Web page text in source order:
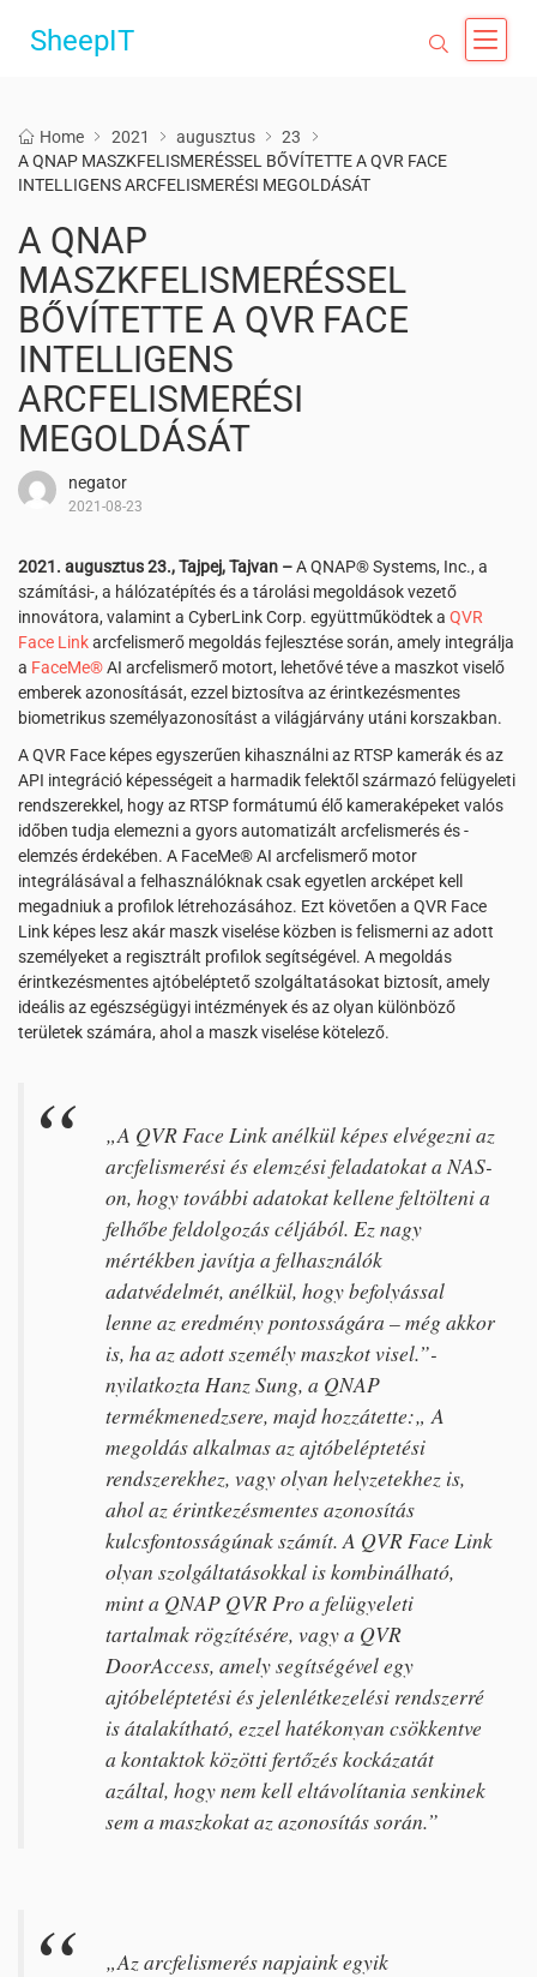
SheepIT
Home 2021 augusztus
23
A QNAP MASZKFELISMERÉSSEL BŐVÍTETTE A QVR FACE
INTELLIGENS ARCFELISMERÉSI MEGOLDÁSÁT
A QNAP
MASZKFELISMERÉSSEL
BŐVÍTETTE A QVR FACE
INTELLIGENS
ARCFELISMERÉSI
MEGOLDÁSÁT
negator
2021-08-23
2021. augusztus 23., Tajpej, Tajvan –A QNAP® Systems, Inc., a
számítási-, a hálózatépítés és a tárolási megoldások vezető
innovátora, valamint a CyberLink Corp. együttműködtek a QVR
Face Linkarcfelismerő megoldás fejlesztése során, amely integrálja
a FaceMe®AI arcfelismerő motort, lehetővé téve a maszkot viselő
emberek azonosítását, ezzel biztosítva az érintkezésmentes
biometrikus személyazonosítást a világjárvány utáni korszakban.
A QVR Face képes egyszerűen kihasználni az RTSP kamerák és az
API integráció képességeit a harmadik felektől származó felügyeleti
rendszerekkel, hogy az RTSP formátumú élő kameraképeket valós
időben tudja elemezni a gyors automatizált arcfelismerés és -
elemzés érdekében. A FaceMe® AI arcfelismerő motor
integrálásával a felhasználóknak csak egyetlen arcképet kell
megadniuk a profilok létrehozásához. Ezt követően a QVR Face
Link képes lesz akár maszk viselése közben is felismerni az adott
személyeket a regisztrált profilok segítségével. A megoldás
érintkezésmentes ajtóbeléptető szolgáltatásokat biztosít, amely
ideális az egészségügyi intézmények és az olyan különböző
területek számára, ahol a maszk viselése kötelező.
„A QVR Face Link anélkül képes elvégezni az
arcfelismerési és elemzési feladatokat a NAS-
on, hogy további adatokat kellene feltölteni a
felhőbe feldolgozás céljából. Ez nagy
mértékben javítja a felhasználók
adatvédelmét, anélkül, hogy befolyással
lenne az eredmény pontosságára – még akkor
is, ha az adott személy maszkot visel.”-
nyilatkozta Hanz Sung, a QNAP
termékmenedzsere, majd hozzátette:„ A
megoldás alkalmas az ajtóbeléptetési
rendszerekhez, vagy olyan helyzetekhez is,
ahol az érintkezésmentes azonosítás
kulcsfontosságúnak számít. A QVR Face Link
olyan szolgáltatásokkal is kombinálható,
mint a QNAP QVR Pro a felügyeleti
tartalmak rögzítésére, vagy a QVR
DoorAccess, amely segítségével egy
ajtóbeléptetési és jelenlétkezelési rendszerré
is átalakítható, ezzel hatékonyan csökkentve
a kontaktok közötti fertőzés kockázatát
azáltal, hogy nem kell eltávolítania senkinek
sem a maszkokat az azonosítás során.”
„Az arcfelismerés napjaink egyik